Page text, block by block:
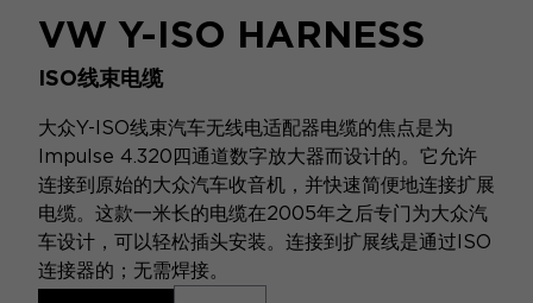
VW Y-ISO HARNESS
ISO线束电缆
大众Y-ISO线束汽车无线电适配器电缆的焦点是为
Impulse 4.320四通道数字放大器而设计的。它允许
连接到原始的大众汽车收音机，并快速简便地连接扩展
电缆。这款一米长的电缆在2005年之后专门为大众汽
车设计，可以轻松插头安装。连接到扩展线是通过ISO
连接器的；无需焊接。